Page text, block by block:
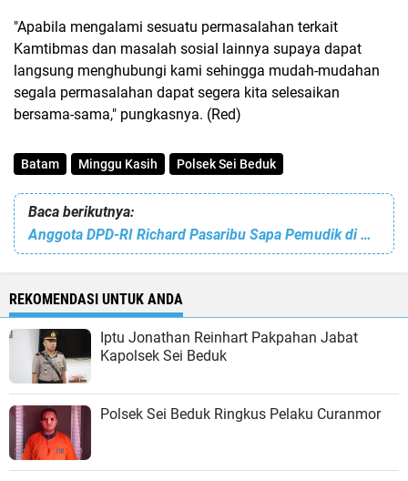
"Apabila mengalami sesuatu permasalahan terkait
Kamtibmas dan masalah sosial lainnya supaya dapat
langsung menghubungi kami sehingga mudah-mudahan
segala permasalahan dapat segera kita selesaikan
bersama-sama," pungkasnya. (Red)
Batam Minggu Kasih Polsek Sei Beduk
Baca berikutnya:
Anggota DPD-RI Richard Pasaribu Sapa Pemudik di Pelabuhan Batu Ampar Sekaligus Cek Pelayanan Pelni
REKOMENDASI UNTUK ANDA
Iptu Jonathan Reinhart Pakpahan Jabat
Kapolsek Sei Beduk
Polsek Sei Beduk Ringkus Pelaku Curanmor